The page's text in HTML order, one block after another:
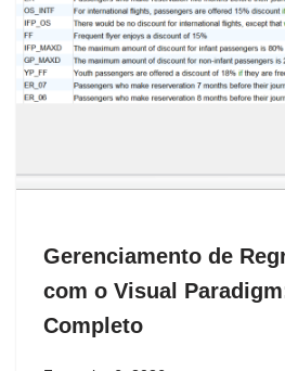
Gerenciamento de
com o Visual
Completo